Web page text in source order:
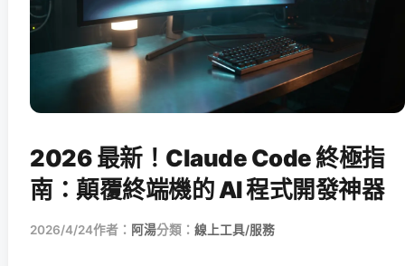
2026 最新！Claude Code 終極指
南：顛覆終端機的 AI 程式開發神器
2026/4/24作者： 阿湯分類： 線上工具/服務